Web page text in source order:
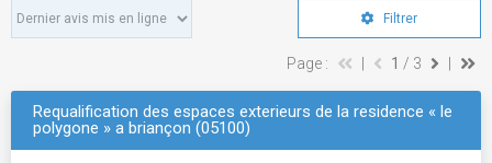
Filtrer
Page : 1 / 3
Requalification des espaces exterieurs de la residence « le
polygone » a briançon (05100)